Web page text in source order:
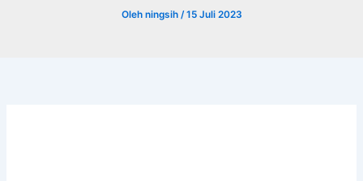
Oleh ningsih /15 Juli 2023